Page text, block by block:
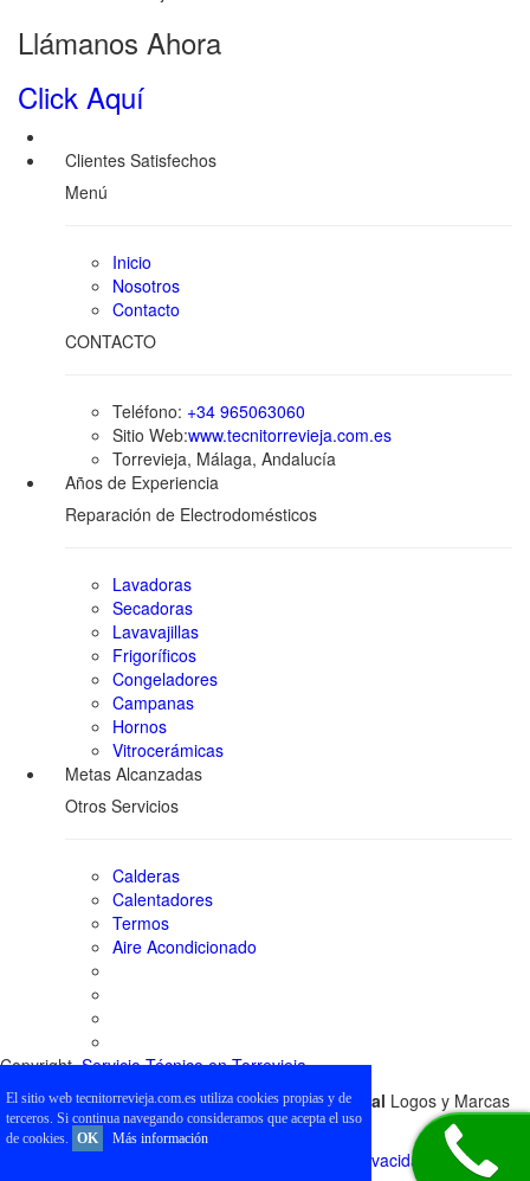
Llámanos Ahora
Click Aquí
Clientes Satisfechos
Menú
Inicio
Nosotros
Contacto
CONTACTO
Teléfono: +34 965063060
Sitio Web:www.tecnitorrevieja.com.es
Torrevieja, Málaga, Andalucía
Años de Experiencia
Reparación de Electrodomésticos
Lavadoras
Secadoras
Lavavajillas
Frigoríficos
Congeladores
Campanas
Hornos
Vitrocerámicas
Metas Alcanzadas
Otros Servicios
Calderas
Calentadores
Termos
Aire Acondicionado
Copyright.Servicio Técnico en Torrevieja.
Esta web no pertenece alServicio Técnico Oficial Logos y Marcas
indicados a título informativo
Condiciones de Uso del Sitio Web
Política de Privacidad Sitemap
El sitio web tecnitorrevieja.com.es utiliza cookies propias y de
terceros. Si continua navegando consideramos que acepta el uso
de cookies. OK Más información